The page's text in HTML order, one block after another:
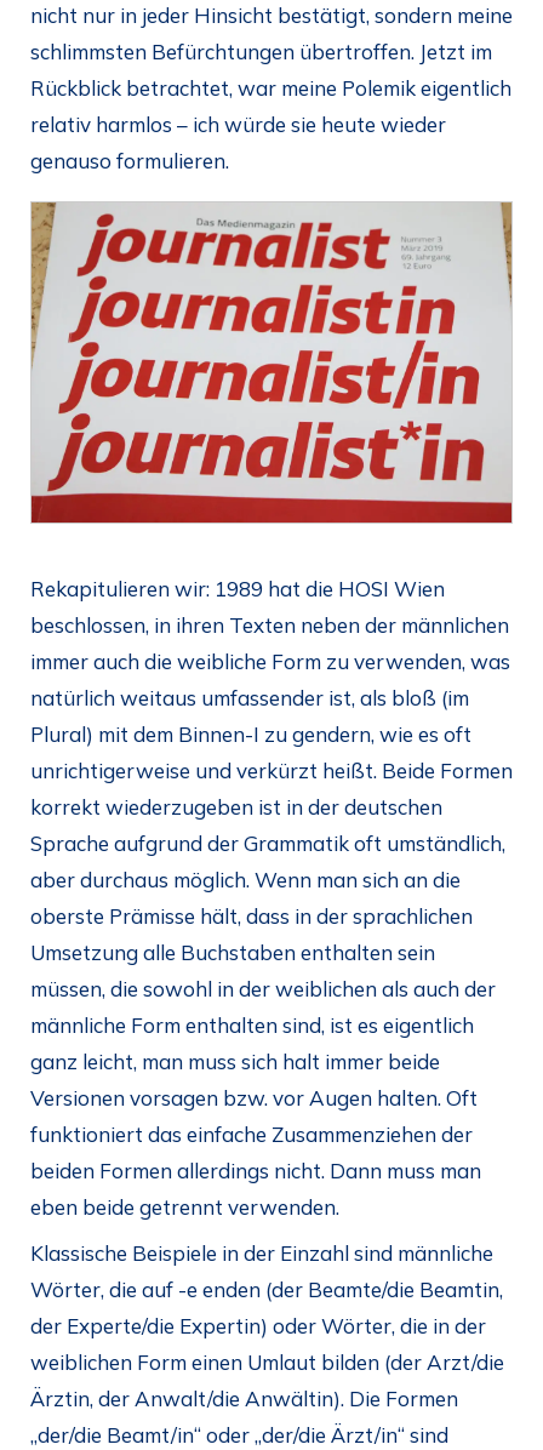
nicht nur in jeder Hinsicht bestätigt, sondern meine
schlimmsten Befürchtungen übertroffen. Jetzt im
Rückblick betrachtet, war meine Polemik eigentlich
relativ harmlos – ich würde sie heute wieder
genauso formulieren.
Rekapitulieren wir: 1989 hat die HOSI Wien
beschlossen, in ihren Texten neben der männlichen
immer auch die weibliche Form zu verwenden, was
natürlich weitaus umfassender ist, als bloß (im
Plural) mit dem Binnen-I zu gendern, wie es oft
unrichtigerweise und verkürzt heißt. Beide Formen
korrekt wiederzugeben ist in der deutschen
Sprache aufgrund der Grammatik oft umständlich,
aber durchaus möglich. Wenn man sich an die
oberste Prämisse hält, dass in der sprachlichen
Umsetzung alle Buchstaben enthalten sein
müssen, die sowohl in der weiblichen als auch der
männliche Form enthalten sind, ist es eigentlich
ganz leicht, man muss sich halt immer beide
Versionen vorsagen bzw. vor Augen halten. Oft
funktioniert das einfache Zusammenziehen der
beiden Formen allerdings nicht. Dann muss man
eben beide getrennt verwenden.
Klassische Beispiele in der Einzahl sind männliche
Wörter, die auf -e enden (der Beamte/die Beamtin,
der Experte/die Expertin) oder Wörter, die in der
weiblichen Form einen Umlaut bilden (der Arzt/die
Ärztin, der Anwalt/die Anwältin). Die Formen
„der/die Beamt/in“ oder „der/die Ärzt/in“ sind